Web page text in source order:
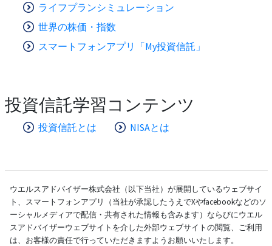
ライフプランシミュレーション
世界の株価・指数
スマートフォンアプリ「My投資信託」
投資信託学習コンテンツ
投資信託とは NISAとは
ウエルスアドバイザー株式会社（以下当社）が展開しているウェブサイ
ト、スマートフォンアプリ（当社が承認したうえでXやfacebookなどのソ
ーシャルメディアで配信・共有された情報も含みます）ならびにウエル
スアドバイザーウェブサイトを介した外部ウェブサイトの閲覧、ご利用
は、お客様の責任で行っていただきますようお願いいたします。